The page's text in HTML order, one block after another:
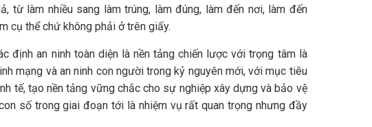
từ làm nhiều sang làm trúng, làm đúng, làm đến nơi, làm đến
cụ thể chứ không phải ở trên giấy.
định an ninh toàn diện là nền tảng chiến lược với trọng tâm là
mạng và an ninh con người trong kỷ nguyên mới, với mục tiêu
tế, tạo nền tảng vững chắc cho sự nghiệp xây dựng và bảo vệ
số trong giai đoạn tới là nhiệm vụ rất quan trọng nhưng đầy